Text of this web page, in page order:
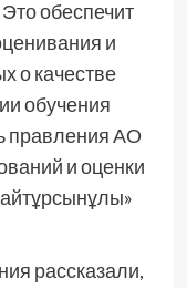
обеспечит
и
о качестве
обучения
правления АО
и оценки
рассказали,